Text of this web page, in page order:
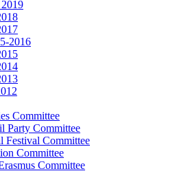
2016
Committee
Party Committee
Festival Committee
Committee
Committee